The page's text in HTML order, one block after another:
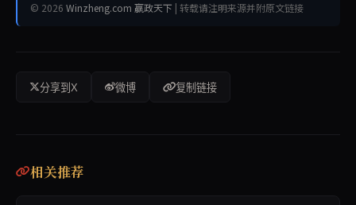
© 2026 Winzheng.com 赢政天下 | 转载请注明来源并附原文链接
分享到X 微博 复制链接
相关推荐